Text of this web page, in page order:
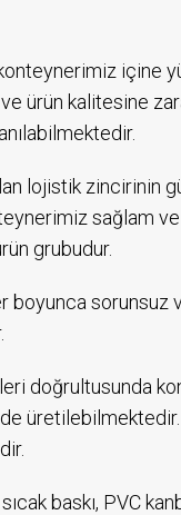
içine
ürün kalitesine
lojistik zincirinin
sağlam ve
grubudur.
boyunca sorunsuz
doğrultusunda
baskı, PVC